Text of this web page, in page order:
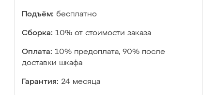
Подъём: бесплатно
Сборка: 10% от стоимости заказа
Оплата: 10% предоплата, 90% после
доставки шкафа
Гарантия: 24 месяца